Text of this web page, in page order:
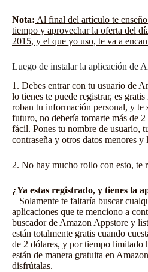
Nota: Al final del artículo te
tiempo y aprovechar la oferta del
2015, y el que yo uso, te va a
Luego de instalar la aplicación de
1. Debes entrar con tu usuario de
lo tienes te puede registrar, es
roban tu información personal, y te
futuro, no debería tomarte más de
fácil. Pones tu nombre de usuario,
contraseña y otros datos menores y
2. No hay mucho rollo con esto, te
¿Ya estas registrado, y tienes la
– Solamente te faltaría buscar
aplicaciones que te menciono a
buscador de Amazon Appstore y
están totalmente gratis cuando
de 2 dólares, y por tiempo limitado
están de manera gratuita en
disfrútalas.